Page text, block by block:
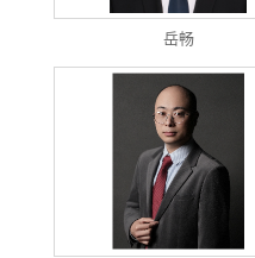
岳畅